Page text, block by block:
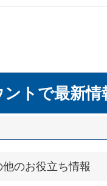
トで最新情
のお役立ち情報